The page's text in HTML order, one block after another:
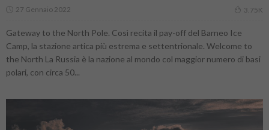
27 Gennaio 2022 3.75K
Gateway to the North Pole. Così recita il pay-off del Barneo Ice
Camp, la stazione artica più estrema e settentrionale. Welcome to
the North La Russia è la nazione al mondo col maggior numero di basi
polari, con circa 50...